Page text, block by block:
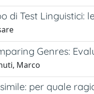
di Test
Genres:
Marco
per quale